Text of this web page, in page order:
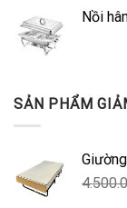
Nồi
SẢN PHẨM